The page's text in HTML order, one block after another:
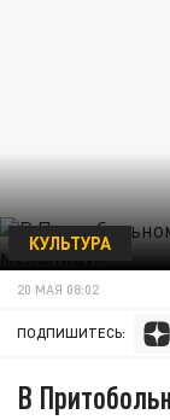
КУЛЬТУРА
20 МАЯ 08:02
ПОДПИШИТЕСЬ:
В